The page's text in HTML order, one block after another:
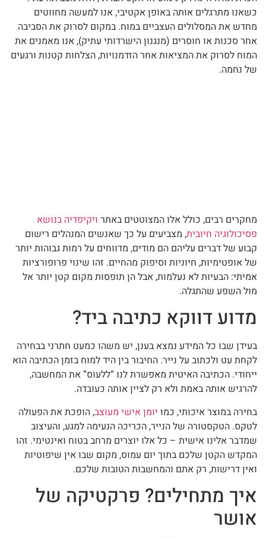
כשאנו מתרגלים אותה באופן אקטיבי, אנו למעשה מחווטים
מחדש את המסלולים העצביים במוח. במקום לסרוק את הסביבה
אחר סכנות או חוסרים (מנגנון הישרדותי עתיק), אנו מאמנים את
המוח לסרוק את המציאות אחר הזדמנויות, הצלחות קטנות ורגעים
של נחמה.
מחקרים רבים, כולל אלו המצוטטים באתר ויקיפדיה בנושא
פסיכולוגיה חיובית, מצביעים על כך שאנשים המנהלים רישום
קבוע של דברים עליהם הם מודים, מדווחים על רמות גבוהות יותר
של אופטימיות, חיוניות וסיפוק מהחיים. זהו שינוי פרופורציות
אמיתי: הבעיות לא נעלמות, אבל הן תופסות מקום קטן יותר אל
מול השפע שהתגלה.
מדוע דווקא כתיבה ביד?
בעידן שבו כל המידע נמצא בענן, יש משהו כמעט חתרני בבחירה
לקחת עט ולכתוב על נייר. החיבור בין היד למוח בזמן הכתיבה הוא
ייחודי. הכתיבה האיטית מאפשרת לנו “ללעוס” את המחשבה,
להרגיש אותה באמת ולא רק לציין אותה כעובדה.
בחירה במוצר איכותי, כמו יומן אישי מעוצב, הופכת את הפעולה
לטקס. הטקסטורה של הנייר, הכריכה הנעימה למגע, והעיצוב
שמדבר אלינו אישית – כל אלו יוצרים מרחב בטוח ואינטימי. זהו
המקדש הקטן שלכם בתוך יום עמוס, מקום שבו אין שיפוטיות
ואין דרישות, רק אתם והמחשבות הטובות שלכם.
איך מתחילים? פרקטיקה של
אושר